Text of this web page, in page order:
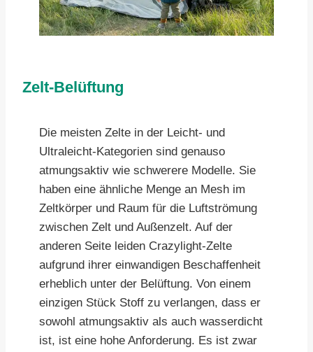
Zelt-Belüftung
Die meisten Zelte in der Leicht- und
Ultraleicht-Kategorien sind genauso
atmungsaktiv wie schwerere Modelle. Sie
haben eine ähnliche Menge an Mesh im
Zeltkörper und Raum für die Luftströmung
zwischen Zelt und Außenzelt. Auf der
anderen Seite leiden Crazylight-Zelte
aufgrund ihrer einwandigen Beschaffenheit
erheblich unter der Belüftung. Von einem
einzigen Stück Stoff zu verlangen, dass er
sowohl atmungsaktiv als auch wasserdicht
ist, ist eine hohe Anforderung. Es ist zwar